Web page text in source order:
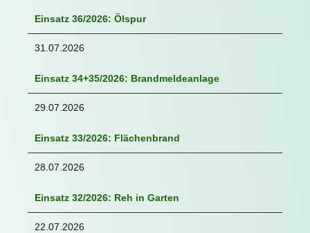
Einsatz 36/2026: Ölspur
31.07.2026
Einsatz 34+35/2026: Brandmeldeanlage
29.07.2026
Einsatz 33/2026: Flächenbrand
28.07.2026
Einsatz 32/2026: Reh in Garten
22.07.2026